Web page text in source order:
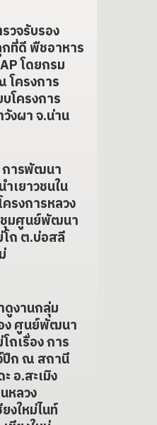
วจรับรอง
กที่ดี พืชอาหาร
โดยกรม
โครงการ
ครงการ
งผา จ.น่าน
การพัฒนา
เยาวชนใน
งการหลวง
ชุมศูนย์พัฒนา
โถ ต.บ่อสลี
งานกลุ่ม
ง ศูนย์พัฒนา
ถเรื่อง การ
ก ณ สถานี
อ.สะเมิง
หลวง
งใหม่ไนท์